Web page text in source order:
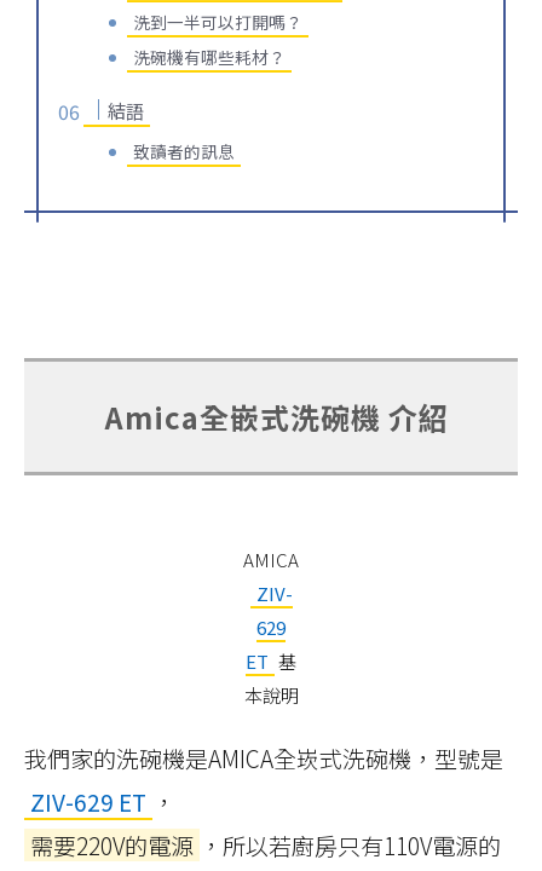
洗到一半可以打開嗎？
洗碗機有哪些耗材？
結語
致讀者的訊息
Amica全嵌式洗碗機 介紹
AMICA
ZIV-
629
ET 基
本說明
我們家的洗碗機是AMICA全崁式洗碗機，型號是
ZIV-629 ET ，
需要220V的電源 ，所以若廚房只有110V電源的